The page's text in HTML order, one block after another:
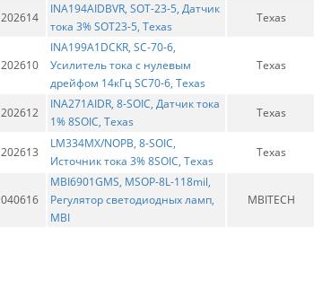
202614
INA194AIDBVR, SOT-23-5, Датчик
тока 3% SOT23-5, Texas
Texas
202610
INA199A1DCKR, SC-70-6,
Усилитель тока с нулевым
дрейфом 14кГц SC70-6, Texas
Texas
202612
INA271AIDR, 8-SOIC, Датчик тока
1% 8SOIC, Texas
Texas
202613
LM334MX/NOPB, 8-SOIC,
Источник тока 3% 8SOIC, Texas
Texas
040616
MBI6901GMS, MSOP-8L-118mil,
Регулятор светодиодных ламп,
MBI
MBITECH